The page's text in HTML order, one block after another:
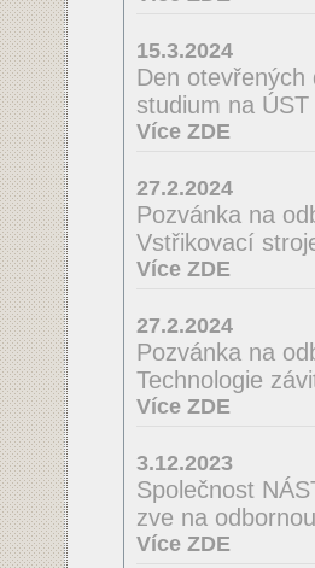
15.3.2024
Den
studium na ÚST
Více ZDE
27.2.2024
Pozvánka na
Vstřikovací
Více ZDE
27.2.2024
Pozvánka na
Technologie
Více ZDE
3.12.2023
Společnost
zve na
Více ZDE